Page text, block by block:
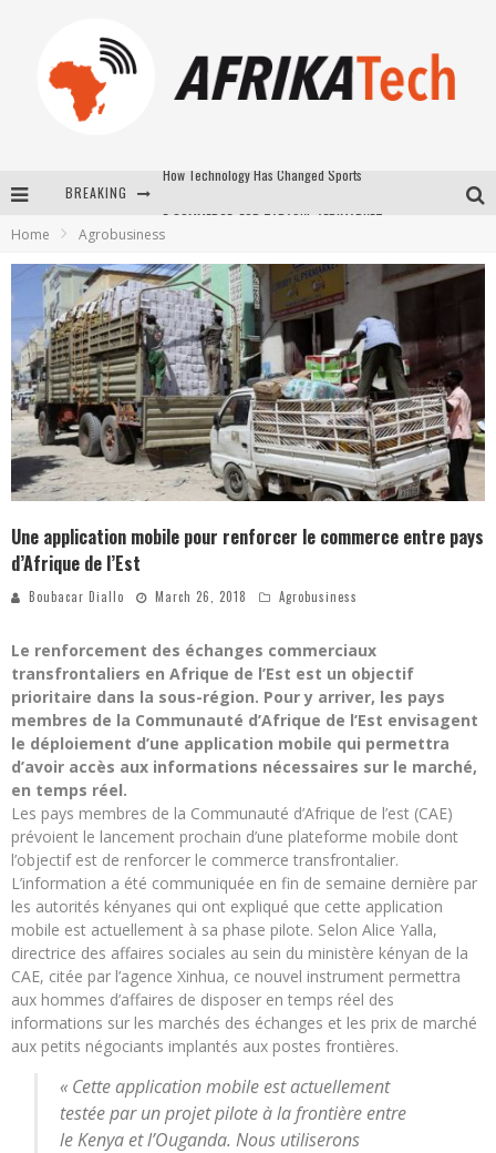
BREAKING
New to online sports betting? Consider These Tips to Play Your First Online Sports Betting Successfully
How Technology Has Changed Sports
Home Agrobusiness
Une application mobile pour renforcer le commerce entre pays
d’Afrique de l’Est
Boubacar Diallo March 26, 2018 Agrobusiness
Le renforcement des échanges commerciaux
transfrontaliers en Afrique de l’Est est un objectif
prioritaire dans la sous-région. Pour y arriver, les pays
membres de la Communauté d’Afrique de l’Est envisagent
le déploiement d’une application mobile qui permettra
d’avoir accès aux informations nécessaires sur le marché,
en temps réel.
Les pays membres de la Communauté d’Afrique de l’est (CAE)
prévoient le lancement prochain d’une plateforme mobile dont
l’objectif est de renforcer le commerce transfrontalier.
L’information a été communiquée en fin de semaine dernière par
les autorités kényanes qui ont expliqué que cette application
mobile est actuellement à sa phase pilote. Selon Alice Yalla,
directrice des affaires sociales au sein du ministère kényan de la
CAE, citée par l’agence Xinhua, ce nouvel instrument permettra
aux hommes d’affaires de disposer en temps réel des
informations sur les marchés des échanges et les prix de marché
aux petits négociants implantés aux postes frontières.
« Cette application mobile est actuellement
testée par un projet pilote à la frontière entre
le Kenya et l’Ouganda. Nous utiliserons